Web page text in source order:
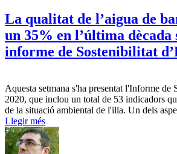
La qualitat de l’aigua de
un 35% en l’última dècada
informe de Sostenibilitat
Aquesta setmana s'ha presentat l'Informe de
2020, que inclou un total de 53 indicadors
de la situació ambiental de l'illa. Un dels
Llegir més